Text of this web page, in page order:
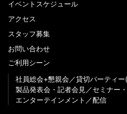
イベントスケジュール
アクセス
スタッフ募集
お問い合わせ
ご利用シーン
社員総会+懇親会
貸切パーティ
製品発表会・記者会見
セミナー
エンターテインメント
配信